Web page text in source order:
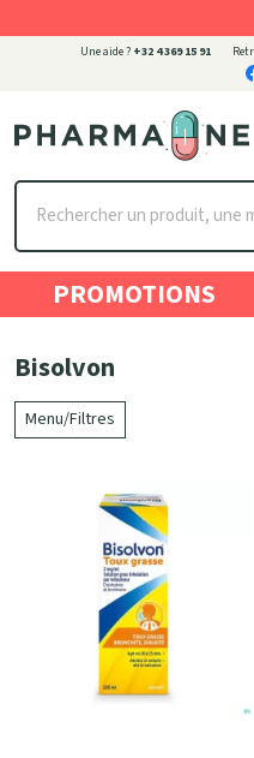
Une aide ? +32 4 369 15 91
Pharmaone Votre pharmacie
PROMOTIONS
Bisolvon
Menu/Filtres